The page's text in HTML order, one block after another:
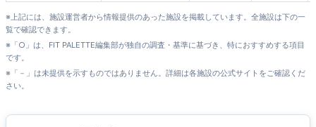
※上記には、施設運営者から情報提供のあった施設を掲載しています。全施設は下の一
覧で確認できます。
※「○」は、FIT PALETTE編集部が独自の調査・基準に基づき、特におすすめする項目
です。
※「－」は未提供を示すものではありません。詳細は各施設の公式サイトをご確認くだ
さい。